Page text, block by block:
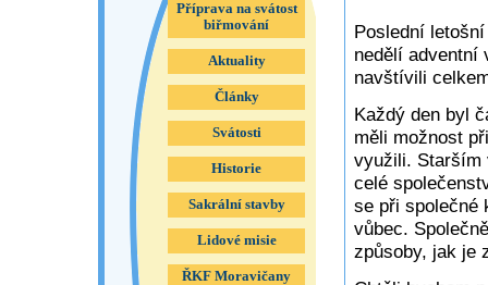
Poslední
nedělí adventní
navštívili
Každý den byl
měli možnost
využili. Starším
celé
se při společné
vůbec.
způsoby, jak je
Příprava na svátost
biřmování
Aktuality
Články
Svátosti
Historie
Sakrální stavby
Lidové misie
ŘKF Moravičany